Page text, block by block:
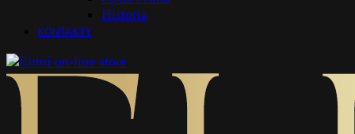
Historia
KONTAKTY